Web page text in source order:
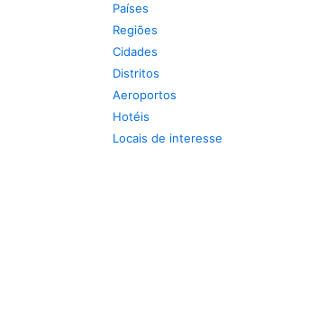
Países
Regiões
Cidades
Distritos
Aeroportos
Hotéis
Locais de interesse